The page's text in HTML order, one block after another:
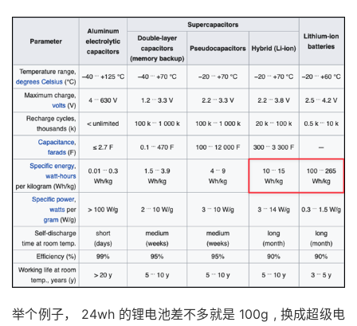
举个例子， 24wh 的锂电池差不多就是 100g , 换成超级电